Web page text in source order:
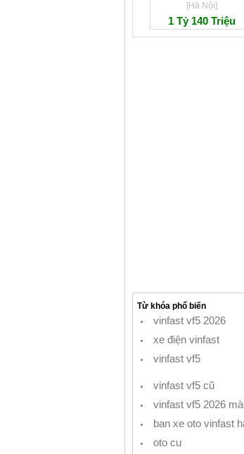
[Hà Nội]
1 Tỷ 140 Triệu
Từ khóa phổ biến
vinfast vf5 2026
xe điện vinfast
vinfast vf5
vinfast vf5 cũ
vinfast vf5 2026
ban xe oto vinfast
oto cu